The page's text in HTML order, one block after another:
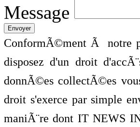
Message
ConformÃ©ment Ã notre
disposez d'un droit
donnÃ©es collectÃ©es
droit s'exerce par simple
maniÃ¨re dont IT NEWS